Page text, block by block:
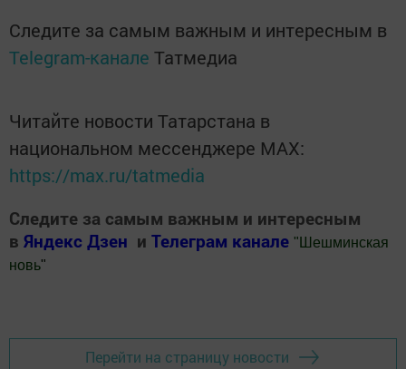
Следите за самым важным и интересным в
Telegram-канале Татмедиа
Читайте новости Татарстана в
национальном мессенджере MАХ:
https://max.ru/tatmedia
Следите за самым важным и интересным
в Яндекс Дзен и Телеграм канале " Шешминская
новь"
Перейти на страницу новости